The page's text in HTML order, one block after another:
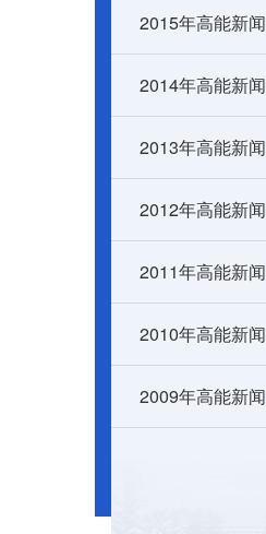
2015年高能新闻
2014年高能新闻
2013年高能新闻
2012年高能新闻
2011年高能新闻
2010年高能新闻
2009年高能新闻